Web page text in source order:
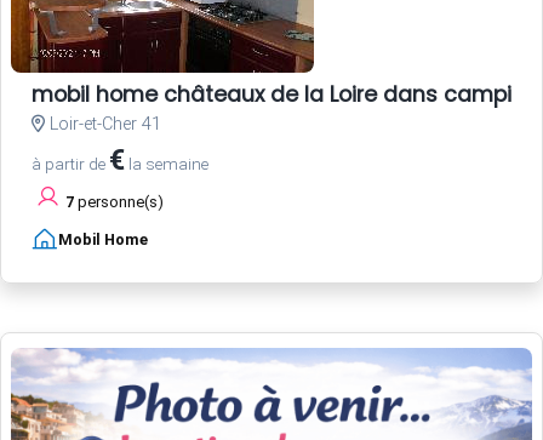
mobil home châteaux de la Loire dans
Loir-et-Cher 41
à partir de € la semaine
7 personne(s)
Mobil Home